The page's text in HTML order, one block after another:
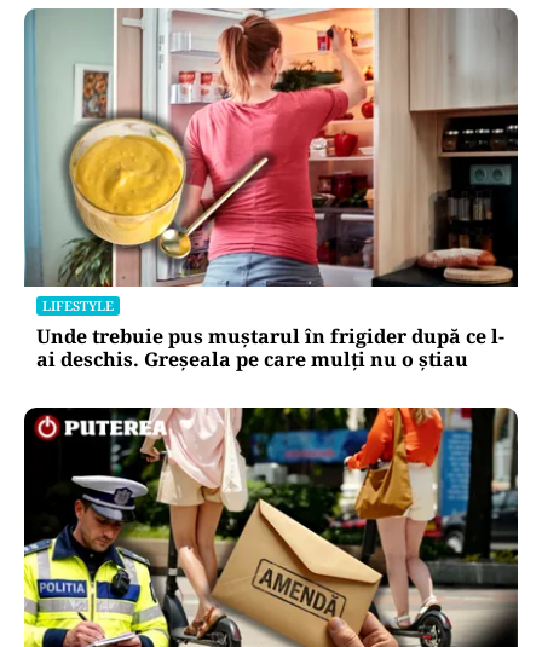
LIFESTYLE
Unde trebuie pus muștarul în frigider după ce l-
ai deschis. Greșeala pe care mulți nu o știau